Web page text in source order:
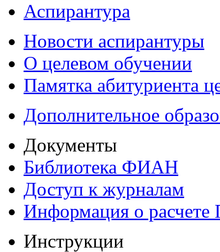
Аспирантура
Новости аспирантуры
О целевом обучении
Памятка абитуриента
Дополнительное
Документы
Библиотека ФИАН
Доступ к журналам
Информация о
Инструкции